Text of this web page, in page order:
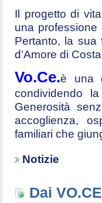
Il progetto di
una
Pertanto, la
d’Amore di
Vo.Ce.è una
condividendo
Generosità
accoglienza,
familiari che
Notizie
Dai